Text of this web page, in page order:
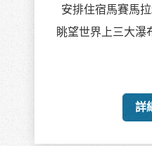
安排住宿馬賽馬
眺望世界上三大瀑
詳